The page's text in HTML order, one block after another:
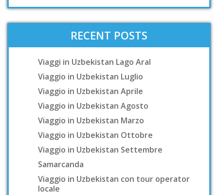
RECENT POSTS
Viaggi in Uzbekistan Lago Aral
Viaggio in Uzbekistan Luglio
Viaggio in Uzbekistan Aprile
Viaggio in Uzbekistan Agosto
Viaggio in Uzbekistan Marzo
Viaggio in Uzbekistan Ottobre
Viaggio in Uzbekistan Settembre
Samarcanda
Viaggio in Uzbekistan con tour operator
locale